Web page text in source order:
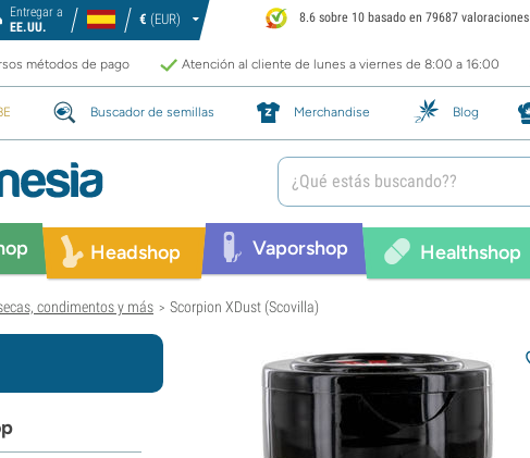
Entregar a
EE.UU.
€ (EUR) 8.6 sobre 10 basado en 79687 valoraciones
métodos de pago Atención al cliente de lunes a viernes de 8:00 a 16:00
Buscador de semillas Merchandise Blog
Headshop Vaporshop Healthshop
condimentos y más > Scorpion XDust (Scovilla)